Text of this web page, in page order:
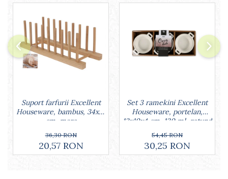
Suport farfurii Excellent
Houseware, bambus, 34x12
cm, maro
36,30 RON
20,57 RON
Set 3 ramekini Excellent
Houseware, portelan,
13x10x4 cm, 130 ml, rotund
54,45 RON
30,25 RON